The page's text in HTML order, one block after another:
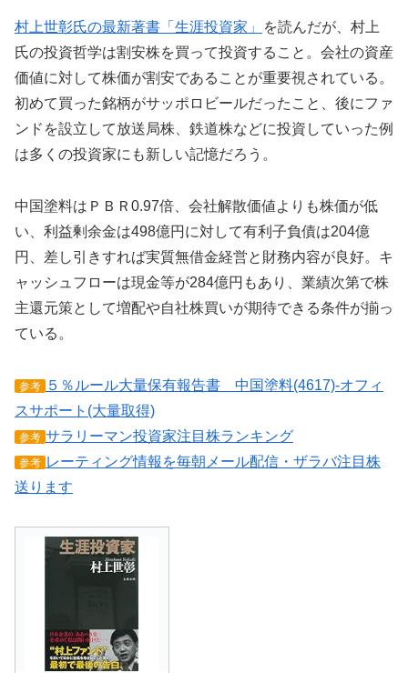
村上世彰氏の最新著書「生涯投資家」
を読んだが、村上
氏の投資哲学は割安株を買って投資すること。会社の資産
価値に対して株価が割安であることが重要視されている。
初めて買った銘柄がサッポロビールだったこと、後にファ
ンドを設立して放送局株、鉄道株などに投資していった例
は多くの投資家にも新しい記憶だろう。
中国塗料はＰＢＲ0.97倍、会社解散価値よりも株価が低
い、利益剰余金は498億円に対して有利子負債は204億
円、差し引きすれば実質無借金経営と財務内容が良好。キ
ャッシュフローは現金等が284億円もあり、業績次第で株
主還元策として増配や自社株買いが期待できる条件が揃っ
ている。
参考
５％ルール大量保有報告書 中国塗料(4617)-オフィ
スサポート(大量取得)
参考 サラリーマン投資家注目株ランキング
参考 レーティング情報を毎朝メール配信・ザラバ注目株
送ります